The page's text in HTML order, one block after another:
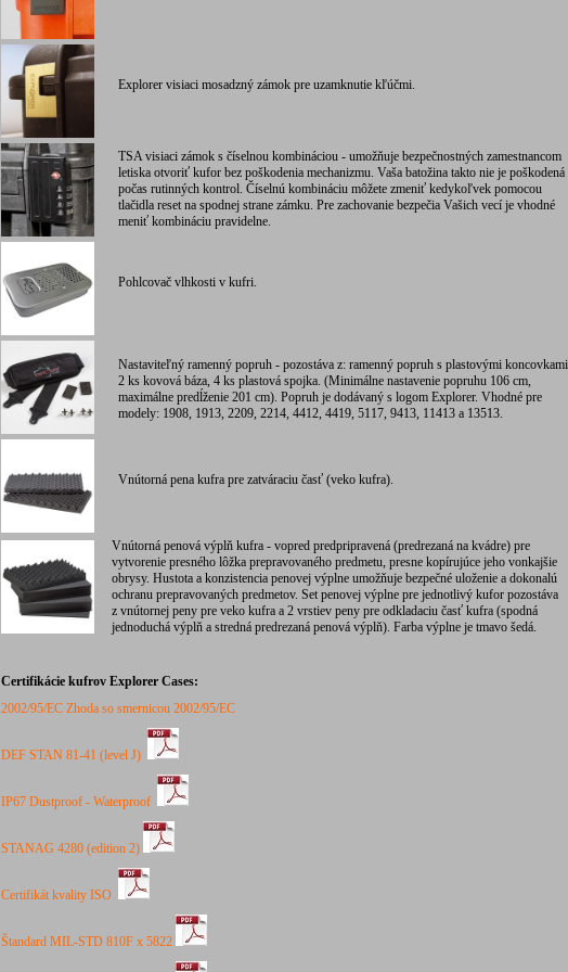
Explorer visiaci mosadzný zámok pre uzamknutie kľúčmi.
TSA visiaci zámok s číselnou kombináciou - umožňuje bezpečnostných zamestnancom
letiska otvoriť kufor bez poškodenia mechanizmu. Vaša batožina takto nie je poškodená
počas rutinných kontrol. Číselnú kombináciu môžete zmeniť kedykoľvek pomocou
tlačidla reset na spodnej strane zámku. Pre zachovanie bezpečia Vašich vecí je vhodné
meniť kombináciu pravidelne.
Pohlcovač vlhkosti v kufri.
Nastaviteľný ramenný popruh - pozostáva z: ramenný popruh s plastovými
2 ks kovová báza, 4 ks plastová spojka. (Minimálne nastavenie popruhu 106 cm,
maximálne predĺženie 201 cm). Popruh je dodávaný s logom Explorer. Vhodné pre
modely: 1908, 1913, 2209, 2214, 4412, 4419, 5117, 9413, 11413 a 13513.
Vnútorná pena kufra pre zatváraciu časť (veko kufra).
Vnútorná penová výplň kufra - vopred predpripravená (predrezaná na kvádre) pre
vytvorenie presného lôžka prepravovaného predmetu, presne kopírujúce jeho vonkajšie
obrysy. Hustota a konzistencia penovej výplne umožňuje bezpečné uloženie a dokonalú
ochranu prepravovaných predmetov. Set penovej výplne pre jednotlivý kufor pozostáva
z vnútornej peny pre veko kufra a 2 vrstiev peny pre odkladaciu časť kufra (spodná
jednoduchá výplň a stredná predrezaná penová výplň). Farba výplne je tmavo šedá.
Certifikácie kufrov Explorer Cases:
2002/95/EC Zhoda so smernicou 2002/95/EC
DEF STAN 81-41 (level J)
IP67 Dustproof - Waterproof
STANAG 4280 (edition 2)
Certifikát kvality ISO
Štandard MIL-STD 810F x 5822